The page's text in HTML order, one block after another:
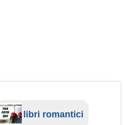
libri romantici